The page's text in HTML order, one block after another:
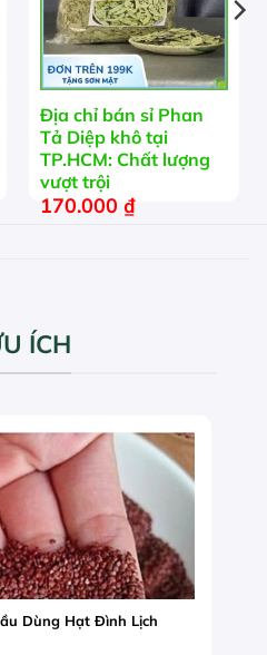
Địa chỉ bán sỉ Phan
Tả Diệp khô tại
TP.HCM: Chất lượng
vượt trội
170.000 ₫
ÍCH
Dùng Hạt Đình Lịch